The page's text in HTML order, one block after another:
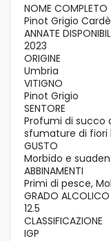
NOME COMPLETO
Pinot Grigio
ANNATE
2023
ORIGINE
Umbria
VITIGNO
Pinot Grigio
SENTORE
Profumi di succo
sfumature di fiori
GUSTO
Morbido e
ABBINAMENTI
Primi di pesce,
GRADO ALCOLICO
12.5
CLASSIFICAZIONE
IGP